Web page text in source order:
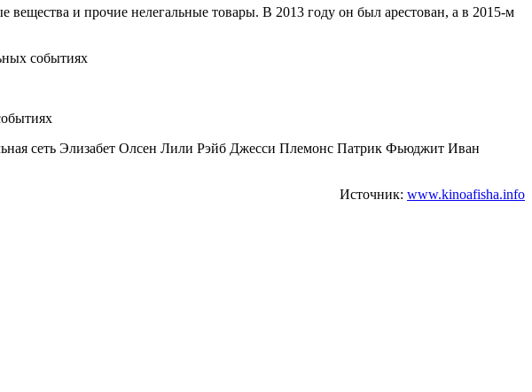
вещества и прочие нелегальные товары. В 2013 году он был арестован, а в 2015-м
сеть Элизабет Олсен Лили Рэйб Джесси Племонс Патрик Фьюджит Иван
Источник: www.kinoafisha.info